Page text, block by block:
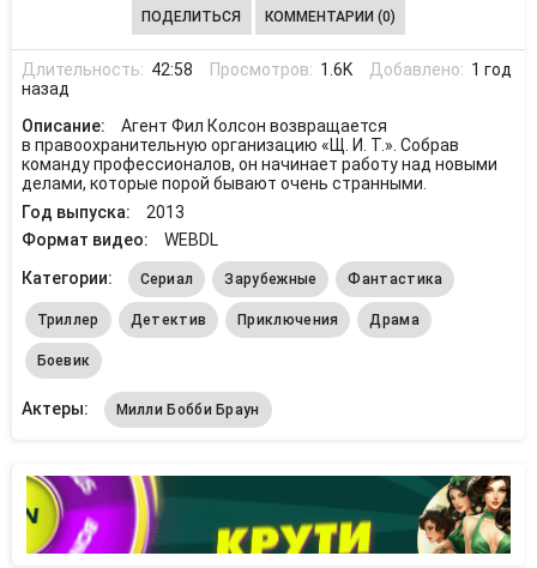
ПОДЕЛИТЬСЯ КОММЕНТАРИИ (0)
Длительность: 42:58 Просмотров: 1.6K Добавлено: 1 год
назад
Описание:
Агент Фил Колсон возвращается
в правоохранительную организацию «Щ. И. Т.». Собрав
команду профессионалов, он начинает работу над новыми
делами, которые порой бывают очень странными.
Год выпуска:
2013
Формат видео:
WEBDL
Категории:
Сериал Зарубежные Фантастика
Триллер Детектив Приключения Драма
Боевик
Актеры: Милли Бобби Браун